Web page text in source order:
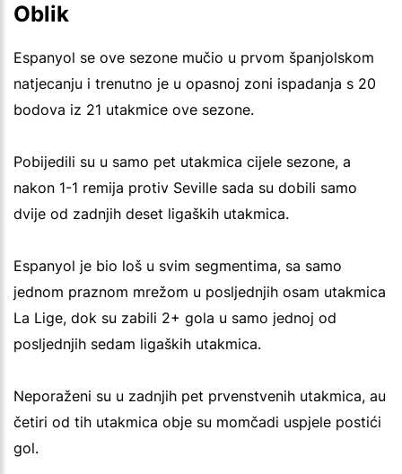
Oblik
Espanyol se ove sezone mučio u prvom španjolskom
natjecanju i trenutno je u opasnoj zoni ispadanja s 20
bodova iz 21 utakmice ove sezone.
Pobijedili su u samo pet utakmica cijele sezone, a
nakon 1-1 remija protiv Seville sada su dobili samo
dvije od zadnjih deset ligaških utakmica.
Espanyol je bio loš u svim segmentima, sa samo
jednom praznom mrežom u posljednjih osam utakmica
La Lige, dok su zabili 2+ gola u samo jednoj od
posljednjih sedam ligaških utakmica.
Neporaženi su u zadnjih pet prvenstvenih utakmica, au
četiri od tih utakmica obje su momčadi uspjele postići
gol.